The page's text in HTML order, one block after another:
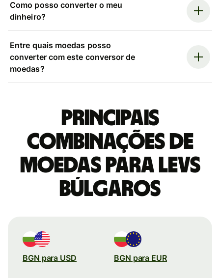
Como posso converter o meu
dinheiro?
Entre quais moedas posso
converter com este conversor de
moedas?
Principais
combinações de
moedas para Levs
búlgaros
BGN para USD BGN para EUR